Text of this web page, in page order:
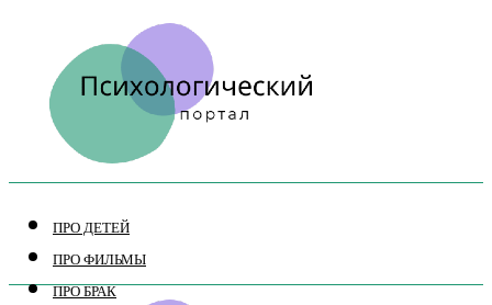
ПРО ДЕТЕЙ
ПРО ФИЛЬМЫ
ПРО БРАК